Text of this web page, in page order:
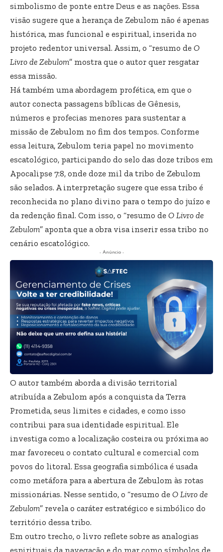
simbolismo de ponte entre Deus e as nações. Essa
visão sugere que a herança de Zebulom não é apenas
histórica, mas funcional e espiritual, inserida no
projeto redentor universal. Assim, o “resumo de O
Livro de Zebulom” mostra que o autor quer resgatar
essa missão.
Há também uma abordagem profética, em que o
autor conecta passagens bíblicas de Gênesis,
números e profecias menores para sustentar a
missão de Zebulom no fim dos tempos. Conforme
essa leitura, Zebulom teria papel no movimento
escatológico, participando do selo das doze tribos em
Apocalipse 7:8, onde doze mil da tribo de Zebulom
são selados. A interpretação sugere que essa tribo é
reconhecida no plano divino para o tempo do juízo e
da redenção final. Com isso, o “resumo de O Livro de
Zebulom” aponta que a obra visa inserir essa tribo no
cenário escatológico.
- Anúncio -
O autor também aborda a divisão territorial
atribuída a Zebulom após a conquista da Terra
Prometida, seus limites e cidades, e como isso
contribui para sua identidade espiritual. Ele
investiga como a localização costeira ou próxima ao
mar favoreceu o contato cultural e comercial com
povos do litoral. Essa geografia simbólica é usada
como metáfora para a abertura de Zebulom às rotas
missionárias. Nesse sentido, o “resumo de O Livro de
Zebulom” revela o caráter estratégico e simbólico do
território dessa tribo.
Em outro trecho, o livro reflete sobre as analogias